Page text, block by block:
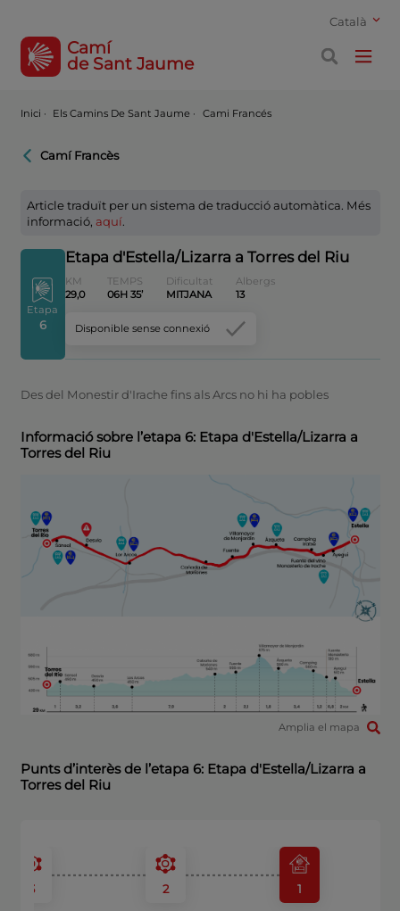
Català
Camí
de Sant Jaume
Inici · Els Camins De Sant Jaume · Cami Francés
Camí Francès
Article traduït per un sistema de traducció automàtica. Més
informació, aquí.
Etapa
6
Etapa d'Estella/Lizarra a Torres del Riu
KM
29,0
TEMPS
06H 35’
Dificultat
MITJANA
Albergs
13
Disponible sense connexió
Des del Monestir d'Irache fins als Arcs no hi ha pobles
Informació sobre l’etapa 6: Etapa d'Estella/Lizarra a
Torres del Riu
Amplia el mapa
Punts d’interès de l’etapa 6: Etapa d'Estella/Lizarra a
Torres del Riu
3 2 1